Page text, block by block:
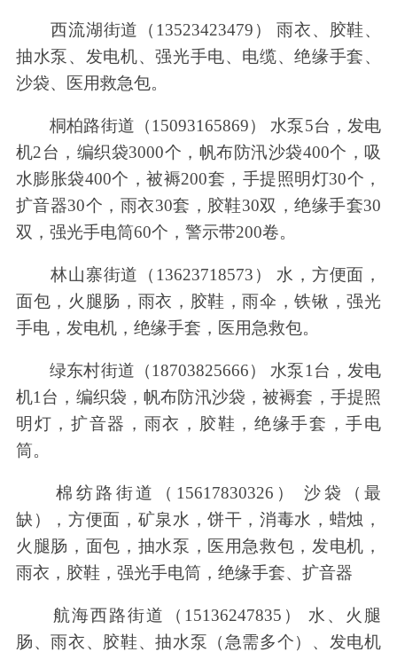
西流湖街道（13523423479） 雨衣、胶鞋、
抽水泵、发电机、强光手电、电缆、绝缘手套、
沙袋、医用救急包。
桐柏路街道（15093165869） 水泵5台，发电
机2台，编织袋3000个，帆布防汛沙袋400个，吸
水膨胀袋400个，被褥200套，手提照明灯30个，
扩音器30个，雨衣30套，胶鞋30双，绝缘手套30
双，强光手电筒60个，警示带200卷。
林山寨街道（13623718573） 水，方便面，
面包，火腿肠，雨衣，胶鞋，雨伞，铁锹，强光
手电，发电机，绝缘手套，医用急救包。
绿东村街道（18703825666） 水泵1台，发电
机1台，编织袋，帆布防汛沙袋，被褥套，手提照
明灯，扩音器，雨衣，胶鞋，绝缘手套，手电
筒。
棉纺路街道（15617830326） 沙袋（最
缺），方便面，矿泉水，饼干，消毒水，蜡烛，
火腿肠，面包，抽水泵，医用急救包，发电机，
雨衣，胶鞋，强光手电筒，绝缘手套、扩音器
航海西路街道（15136247835） 水、火腿
肠、雨衣、胶鞋、抽水泵（急需多个）、发电机